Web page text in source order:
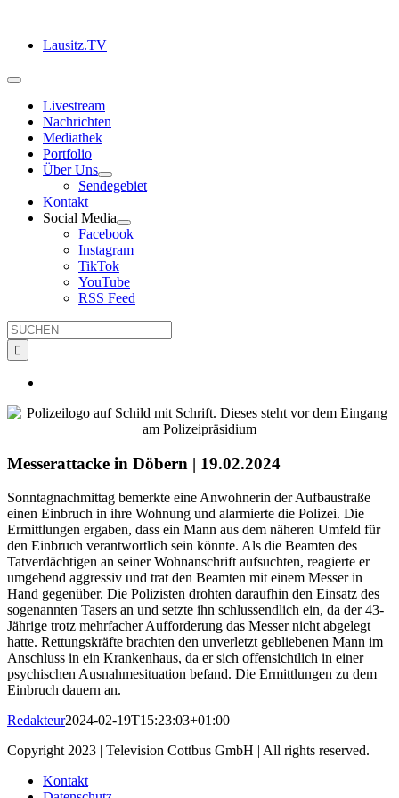
springenLausitz.TV
Toggle
NavigationLivestream
Nachrichten
Mediathek
Portfolio
Über Uns
Sendegebiet
Kontakt
Social Media
Facebook
Instagram
TikTok
YouTube
RSS Feed
Suche
nach:
Messerattacke in Döbern | 19.02.2024
Sonntagnachmittag bemerkte eine Anwohnerin der Aufbaustraße
einen Einbruch in ihre Wohnung und alarmierte die Polizei. Die
Ermittlungen ergaben, dass ein Mann aus dem näheren Umfeld für
den Einbruch verantwortlich sein könnte. Als die Beamten des
Tatverdächtigen an seiner Wohnanschrift aufsuchten, reagierte er
umgehend aggressiv und trat den Beamten mit einem Messer in
Hand gegenüber. Die Polizisten drohten daraufhin den Einsatz des
sogenannten Tasers an und setzte ihn schlussendlich ein, da der 43-
Jährige trotz mehrfacher Aufforderung das Messer nicht abgelegt
hatte. Rettungskräfte brachten den unverletzt gebliebenen Mann im
Anschluss in ein Krankenhaus, da er sich offensichtlich in einer
psychischen Ausnahmesituation befand. Die Ermittlungen zu dem
Einbruch dauern an.
Redakteur2024-02-19T15:23:03+01:00
Copyright 2023 | Television Cottbus GmbH | All rights reserved.
Kontakt